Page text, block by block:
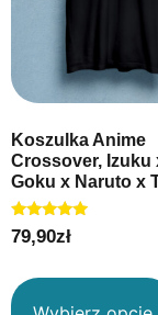
Koszulka Anime
Crossover, Izuku
Goku x Naruto x
Oceniono
5.00
79,90zł